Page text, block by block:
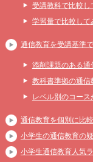
受講教科で比較し
学習量で比較して
通信教育を受講基準
添削課題のある通
教科書準拠の通信
レベル別のコー
通信教育を個別に比
小学生の通信教育の
小学生通信教育人気